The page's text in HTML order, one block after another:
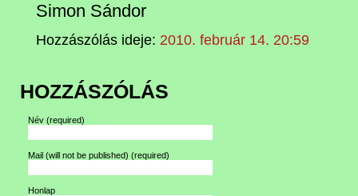
Simon Sándor
Hozzászólás ideje: 2010. február 14. 20:59
HOZZÁSZÓLÁS
Név (required)
Mail (will not be published) (required)
Honlap